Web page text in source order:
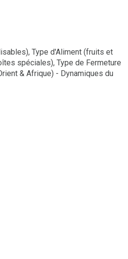
Type d'Aliment (fruits et
spéciales), Type de Fermeture
& Afrique) - Dynamiques du